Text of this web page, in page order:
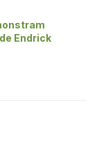
Endrick